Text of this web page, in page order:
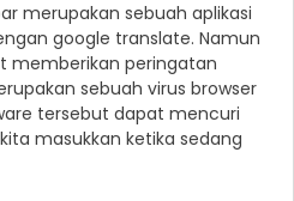
merupakan sebuah aplikasi
google translate. Namun
memberikan peringatan
sebuah virus browser
tersebut dapat mencuri
masukkan ketika sedang